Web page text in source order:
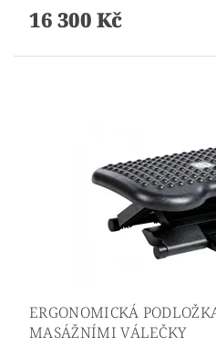
16 300 Kč
ERGONOMICKÁ
MASÁŽNÍMI VÁLEČKY